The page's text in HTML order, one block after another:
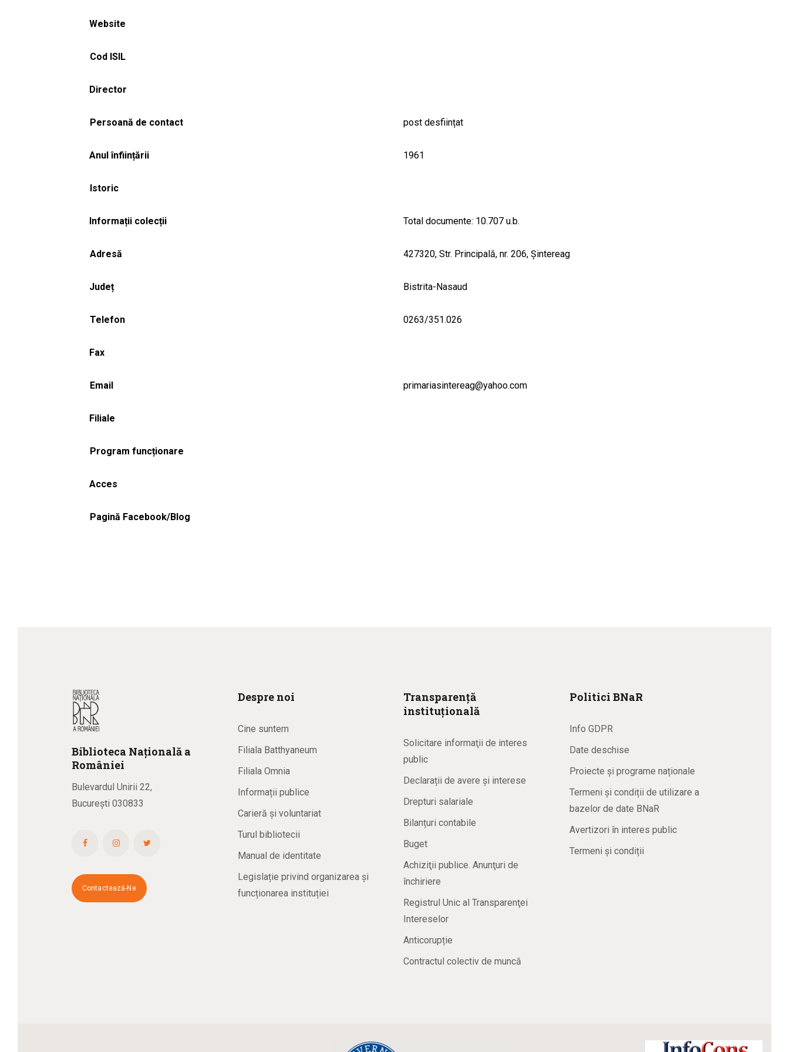
Website
Cod ISIL
Director
Persoană de contact post desființat
Anul înființării 1961
Istoric
Informații colecții Total documente: 10.707 u.b.
Adresă 427320, Str. Principală, nr. 206, Șintereag
Județ Bistrita-Nasaud
Telefon 0263/351.026
Fax
Email primariasintereag@yahoo.com
Filiale
Program funcționare
Acces
Pagină Facebook/Blog
Biblioteca Națională a
României
Bulevardul Unirii 22,
București 030833
Contactează-Ne
Despre noi
Cine suntem
Filiala Batthyaneum
Filiala Omnia
Informații publice
Carieră și voluntariat
Turul bibliotecii
Manual de identitate
Legislație privind organizarea și
funcționarea instituției
Transparență
instituțională
Solicitare informaţii de interes
public
Declarații de avere și interese
Drepturi salariale
Bilanțuri contabile
Buget
Achiziţii publice. Anunţuri de
închiriere
Registrul Unic al Transparenţei
Intereselor
Anticorupție
Contractul colectiv de muncă
Politici BNaR
Info GDPR
Date deschise
Proiecte și programe naționale
Termeni și condiții de utilizare a
bazelor de date BNaR
Avertizori în interes public
Termeni și condiții